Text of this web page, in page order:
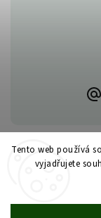
Tento web používá
vyjadřujete